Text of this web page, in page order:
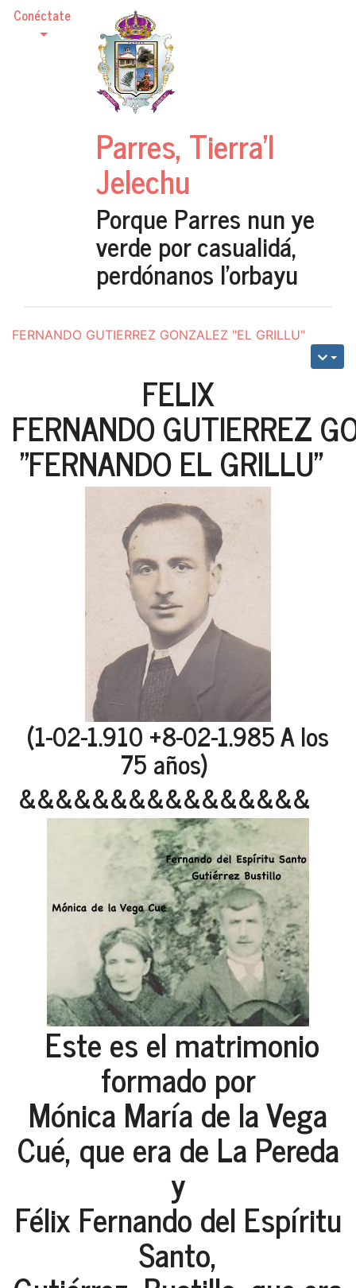
Conéctate
Parres, Tierra'l
Jelechu
Porque Parres nun ye
verde por casualidá,
perdónanos l'orbayu
FERNANDO GUTIERREZ GONZALEZ "EL GRILLU"
FELIX
FERNANDO GUTIERREZ
"FERNANDO EL GRILLU"
(1-02-1.910 +8-02-1.985 A los
75 años)
&&&&&&&&&&&&&&&&
Este es el matrimonio
formado por
Mónica María de la Vega
Cué, que era de La Pereda
y
Félix Fernando del Espíritu
Santo,